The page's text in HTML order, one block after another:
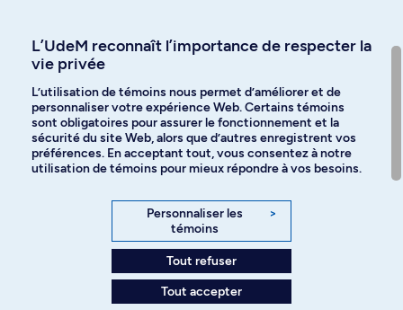
Langues
Facebook Instagram
YouTube
L’UdeM reconnaît l’importance de respecter la
vie privée
L’utilisation de témoins nous permet d’améliorer et de
personnaliser votre expérience Web. Certains témoins
sont obligatoires pour assurer le fonctionnement et la
sécurité du site Web, alors que d’autres enregistrent vos
préférences. En acceptant tout, vous consentez à notre
utilisation de témoins pour mieux répondre à vos besoins.
Personnaliser les
témoins
>
Tout refuser
Tout accepter